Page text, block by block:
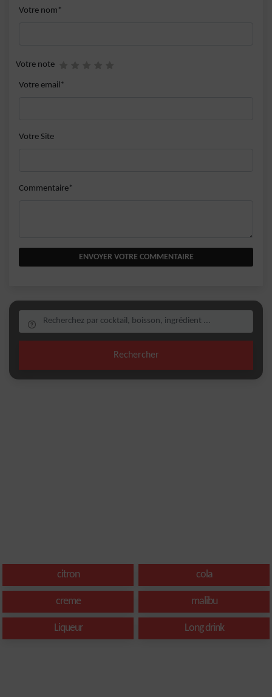
Votre nom*
Votre note
Votre email*
Votre Site
Commentaire*
ENVOYER VOTRE COMMENTAIRE
Rechercher
citron cola
creme malibu
Liqueur Long drink